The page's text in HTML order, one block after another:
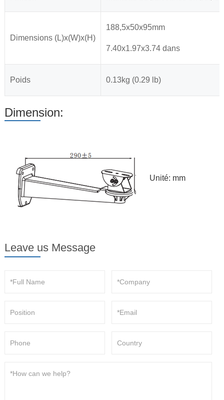
Dimensions (L)x(W)x(H)
188,5x50x95mm
7.40x1.97x3.74 dans
Poids 0.13kg (0.29 lb)
Dimension:
Unité: mm
Leave us Message